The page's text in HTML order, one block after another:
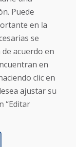
los recibimos
son usados ...
Puede
en la
se
acuerdo en
en
clic en
ajustar su
“Editar